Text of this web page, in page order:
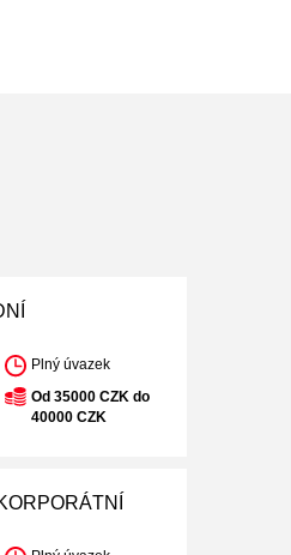
Plný úvazek
Od 35000 CZK do
40000 CZK